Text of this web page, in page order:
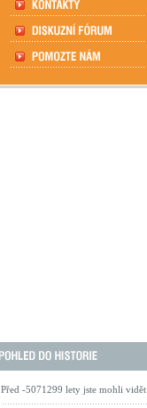
Před -5071299 lety jste mohli vidět .